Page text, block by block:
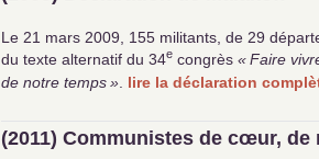
Le 21 mars 2009, 155 militants, de 29
du texte alternatif du 34e congrès « Faire
de notre temps » lire la déclaration
(2011) Communistes de cœur, de